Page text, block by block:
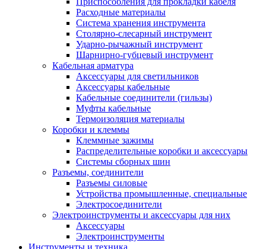
Расходные материалы
Система хранения инструмента
Столярно-слесарный инструмент
Ударно-рычажный инструмент
Шарнирно-губцевый инструмент
Кабельная арматура
Аксессуары для светильников
Аксессуары кабельные
Кабельные соединители (гильзы)
Муфты кабельные
Термоизоляция материалы
Коробки и клеммы
Клеммные зажимы
Распределительные коробки и аксессуары
Системы сборных шин
Разъемы, соединители
Разъемы силовые
Устройства промышленные, специальные
Электросоединители
Электроинструменты и аксессуары для них
Аксессуары
Электроинструменты